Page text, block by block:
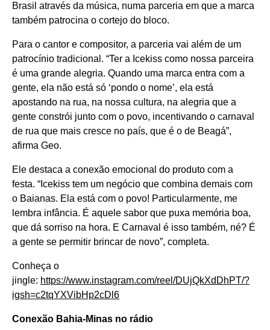
Brasil através da música, numa parceria em que a marca
também patrocina o cortejo do bloco.
Para o cantor e compositor, a parceria vai além de um
patrocínio tradicional. “Ter a Icekiss como nossa parceira
é uma grande alegria. Quando uma marca entra com a
gente, ela não está só ‘pondo o nome’, ela está
apostando na rua, na nossa cultura, na alegria que a
gente constrói junto com o povo, incentivando o carnaval
de rua que mais cresce no país, que é o de Beagá”,
afirma Geo.
Ele destaca a conexão emocional do produto com a
festa. “Icekiss tem um negócio que combina demais com
o Baianas. Ela está com o povo! Particularmente, me
lembra infância. É aquele sabor que puxa memória boa,
que dá sorriso na hora. E Carnaval é isso também, né? É
a gente se permitir brincar de novo”, completa.
Conheça o
jingle: https://www.instagram.com/reel/DUjQkXdDhPT/?
igsh=c2tqYXVibHp2cDl6
Conexão Bahia-Minas no rádio